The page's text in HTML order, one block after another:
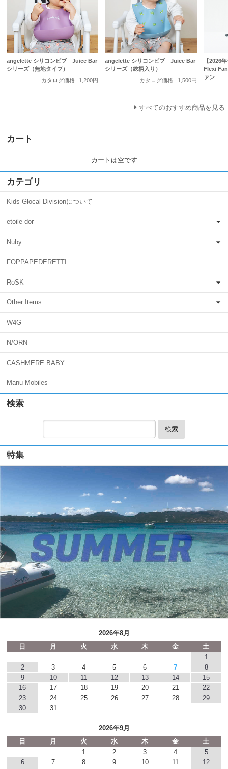
angelette シリコンビブ Juice Bar
シリーズ（無地タイプ）
カタログ価格
1,200円
angelette シリコンビブ Juice Bar
シリーズ（総柄入り）
カタログ価格
1,500円
【2026
Flexi
ァン
すべてのおすすめ商品を見る
カート
カートは空です
カテゴリ
Kids Glocal Divisionについて
etoile dor
Nuby
FOPPAPEDERETTI
RoSK
Other Items
W4G
N/ORN
CASHMERE BABY
Manu Mobiles
検索
検索
特集
2026年8月
日
月 火 水 木 金
土
1
2
3 4 5 6 7
8
9
10 11 12 13 14
15
16
17 18 19 20 21
22
23
24 25 26 27 28
29
30
31
2026年9月
日
月 火 水 木 金
土
1
2 3 4
5
6
7 8 9 10 11
12